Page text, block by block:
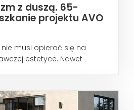
z duszą. 65-
projektu AVO
musi opierać się na
estetyce. Nawet